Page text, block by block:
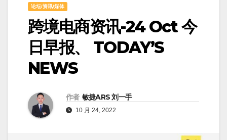
论坛/资讯/媒体
跨境电商资讯-24 Oct 今
日早报、 TODAY’S
NEWS
作者 敏捷ARS 刘一手
10 月 24, 2022